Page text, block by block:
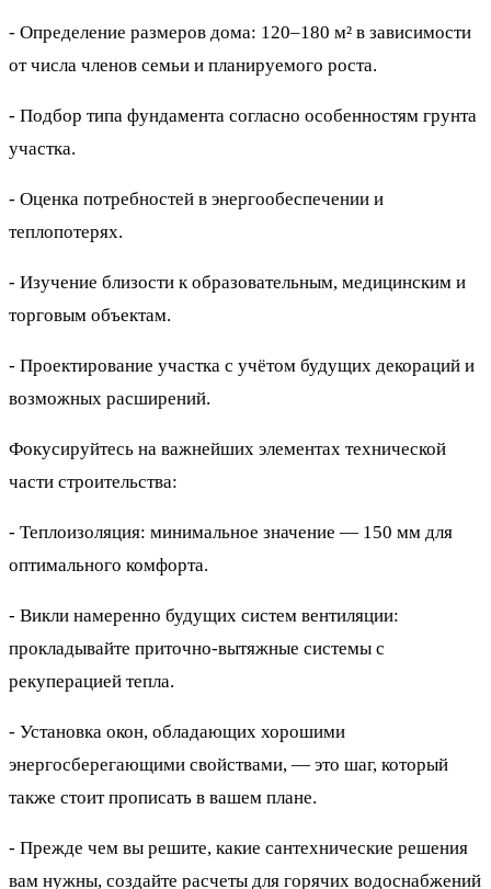
- Определение размеров дома: 120–180 м² в зависимости
от числа членов семьи и планируемого роста.
- Подбор типа фундамента согласно особенностям грунта
участка.
- Оценка потребностей в энергообеспечении и
теплопотерях.
- Изучение близости к образовательным, медицинским и
торговым объектам.
- Проектирование участка с учётом будущих декораций и
возможных расширений.
Фокусируйтесь на важнейших элементах технической
части строительства:
- Теплоизоляция: минимальное значение — 150 мм для
оптимального комфорта.
- Викли намеренно будущих систем вентиляции:
прокладывайте приточно-вытяжные системы с
рекуперацией тепла.
- Установка окон, обладающих хорошими
энергосберегающими свойствами, — это шаг, который
также стоит прописать в вашем плане.
- Прежде чем вы решите, какие сантехнические решения
вам нужны, создайте расчеты для горячих водоснабжений